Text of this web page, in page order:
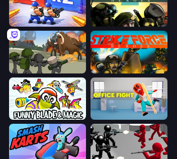
Battle Brigade Strike Force Heroes 2
Stickman History Battle Strike Force Heroes
Funny Blade & Magic